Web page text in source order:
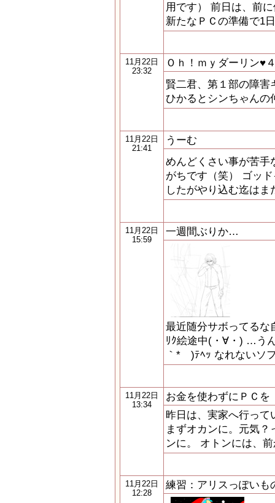
用です） 前日は、前
新たなＰＣの準備で1
11月22日
23:32
Ｏｈ！ｍｙダーリン♥
賢二君、第１部の障害
ひかるとシンちゃんの
11月22日
21:41
うーむ
めんどくさい事が苦手
がちです（笑） ゴッ
したがやり込む迄は
11月22日
15:59
一週間ぶりか…
最近随分サボってるな
ﾘｸ絵途中(・∀・) …う
｀*ゞ)ﾃﾍｯ なれないソ
11月22日
13:34
お金を使わずにＰＣを
昨日は、実家へ行って
まずオカンに。元気
ンに。 オトンには、
11月22日
12:28
練習：アリスっぽいも